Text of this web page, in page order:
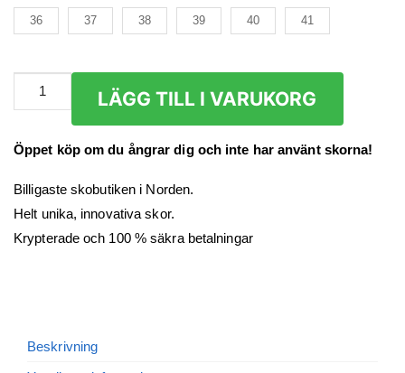
36 37 38 39 40 41
LÄGG TILL I VARUKORG
Öppet köp om du ångrar dig och inte har använt skorna!
Billigaste skobutiken i Norden.
Helt unika, innovativa skor.
Krypterade och 100 % säkra betalningar
Beskrivning